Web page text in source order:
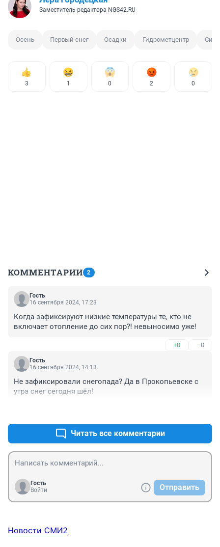
Заместитель редактора NGS42.RU
Осень Первый снег Осадки Гидрометцентр
3 1 0 2 0
КОММЕНТАРИИ 2
Гость
16 сентября 2024, 17:23
Когда зафиксируют низкие температуры те, кто не
включает отопление до сих пор?! невыносимо уже!
+0 –0
Гость
16 сентября 2024, 14:13
Не зафиксировали снегопада? Да в Прокопьевске с
утра снег сегодня шёл!
Читать все комментарии
Гость
Войти
Отправить
Новости СМИ2